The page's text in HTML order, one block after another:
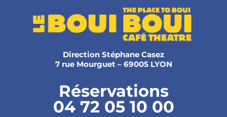
Direction Stéphane Casez
7 rue Mourguet – 69005 LYON
Réservations
04 72 05 10 00